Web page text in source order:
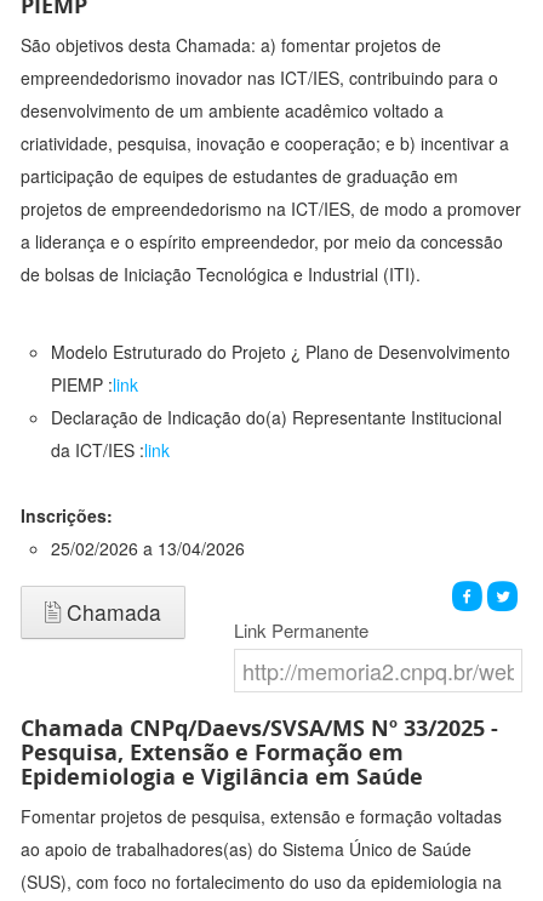
São objetivos desta Chamada: a) fomentar projetos de
empreendedorismo inovador nas ICT/IES, contribuindo para o
desenvolvimento de um ambiente acadêmico voltado a
criatividade, pesquisa, inovação e cooperação; e b) incentivar a
participação de equipes de estudantes de graduação em
projetos de empreendedorismo na ICT/IES, de modo a promover
a liderança e o espírito empreendedor, por meio da concessão
de bolsas de Iniciação Tecnológica e Industrial (ITI).
Modelo Estruturado do Projeto ¿ Plano de Desenvolvimento
PIEMP :link
Declaração de Indicação do(a) Representante Institucional
da ICT/IES :link
Inscrições:
25/02/2026 a 13/04/2026
Chamada
Link Permanente
Chamada CNPq/Daevs/SVSA/MS Nº 33/2025 -
Pesquisa, Extensão e Formação em
Epidemiologia e Vigilância em Saúde
Fomentar projetos de pesquisa, extensão e formação voltadas
ao apoio de trabalhadores(as) do Sistema Único de Saúde
(SUS), com foco no fortalecimento do uso da epidemiologia na